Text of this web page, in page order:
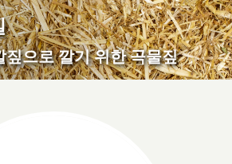
짚으로 깔기 위한 곡물짚